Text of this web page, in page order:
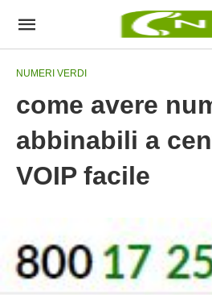
NUMERI VERDI
come avere
abbinabili a
VOIP facile